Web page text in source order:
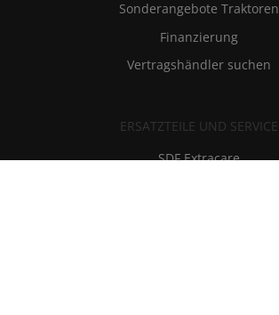
Sonderangebote Traktoren
Finanzierung
Vertragshändler suchen
ERSATZTEILE UND SERVICE
SDF Extracare